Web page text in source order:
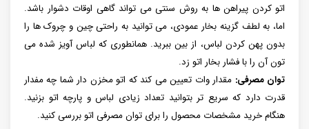
اتو کردن پیراهن ‌ها به روش سنتی می ‌تواند گاهی اوقات دشوار باشد.
اما، به لطف گزینه بخار عمودی، می توانید به راحتی چین و چروک ها را
بدون پهن کردن لباس، از بین ببرید. همانطوری که لباس آویز شده می
تون آن را با فشار بخار اتو زد.
توان مصرفی: مقدار وات تعیین می کند که اتو مخزن دار شما چه مفدار
قدرت دارد که سریع تر بتوانید تعداد زیادی لباس و پارچه اتو بزنید.
هنگام خرید مشخصات محصول را برای توان مصرفی اتو بررسی کنید.